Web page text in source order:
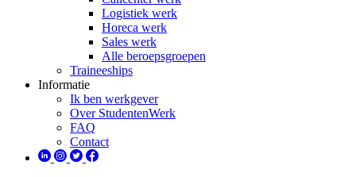
Logistiek werk
Horeca werk
Sales werk
Alle beroepsgroepen
Traineeships
Informatie
Ik ben werkgever
Over StudentenWerk
FAQ
Contact